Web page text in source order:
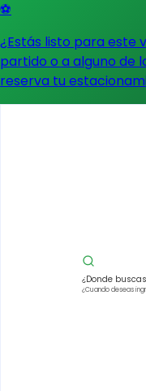
⚽
¿Estás listo para este
partido o a alguno de
reserva tu
¿Donde
¿Cuando deseas